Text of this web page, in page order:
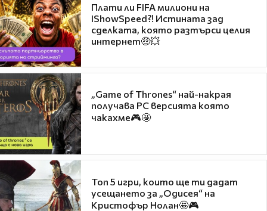
Плати ли FIFA милиони на
IShowSpeed?! Истината зад
сделката, която разтърси целия
интернет🤑💥
„Game of Thrones“ най-накрая
получава PC версията която
чакахме🎮🤩
Топ 5 игри, които ще ти дадат
усещането за „Одисея“ на
Кристофър Нолан🤩🎮